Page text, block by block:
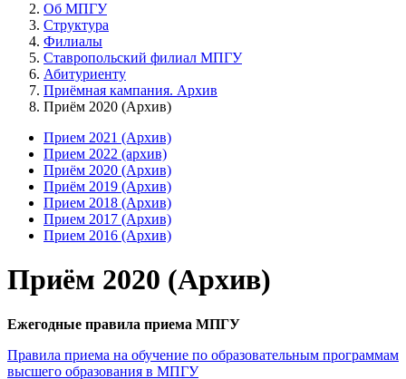
Об МПГУ
Структура
Филиалы
Ставропольский филиал МПГУ
Абитуриенту
Приёмная кампания. Архив
Приём 2020 (Архив)
Прием 2021 (Архив)
Прием 2022 (архив)
Приём 2020 (Архив)
Приём 2019 (Архив)
Прием 2018 (Архив)
Прием 2017 (Архив)
Прием 2016 (Архив)
Приём 2020 (Архив)
Ежегодные правила приема МПГУ
Правила приема на обучение по образовательным программам
высшего образования в МПГУ